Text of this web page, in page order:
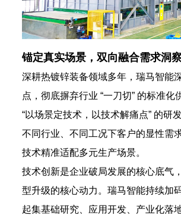
锚定真实场景，双向融合需求洞
深耕热镀锌装备领域多年，瑞马智能
点，彻底摒弃行业 “一刀切” 的标准化
“以场景定技术，以技术解痛点” 的研
不同行业、不同工况下客户的显性需
技术精准适配多元生产场景。
技术创新是企业破局发展的核心底气
型升级的核心动力。瑞马智能持续加
起集基础研究、应用开发、产业化落